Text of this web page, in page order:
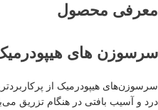
معرفی محصول
سرسوزن‌ های
سرسوزن‌های هیپودرمیک از
درد و آسیب بافتی در هنگام تزریق